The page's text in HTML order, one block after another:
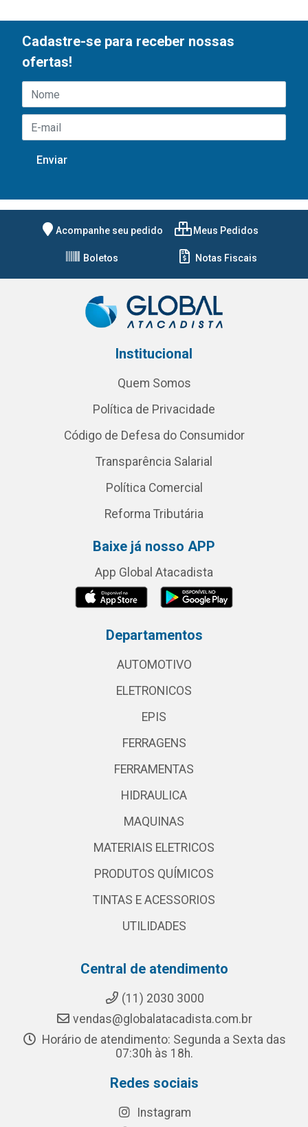
Cadastre-se para receber nossas
ofertas!
Acompanhe seu pedido Meus Pedidos
Boletos Notas Fiscais
Institucional
Quem Somos
Política de Privacidade
Código de Defesa do Consumidor
Transparência Salarial
Política Comercial
Reforma Tributária
Baixe já nosso APP
App Global Atacadista
Departamentos
AUTOMOTIVO
ELETRONICOS
EPIS
FERRAGENS
FERRAMENTAS
HIDRAULICA
MAQUINAS
MATERIAIS ELETRICOS
PRODUTOS QUÍMICOS
TINTAS E ACESSORIOS
UTILIDADES
Central de atendimento
(11) 2030 3000
vendas@globalatacadista.com.br
Horário de atendimento: Segunda a Sexta das
07:30h às 18h.
Redes sociais
Instagram